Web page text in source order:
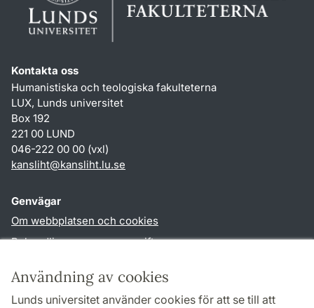
Användning av cookies
Lunds universitet använder cookies för att se till att
Kontakta oss
Humanistiska och teologiska fakulteterna
LUX, Lunds universitet
Box 192
221 00 LUND
046-222 00 00 (vxl)
kansliht@kansliht.lu.se
Genvägar
Om webbplatsen och cookies
Behandling av personuppgifter
TYPO3-login